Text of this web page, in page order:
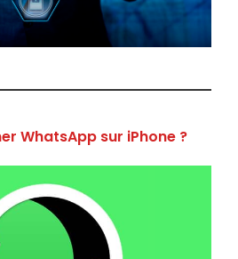
WhatsApp sur iPhone ?